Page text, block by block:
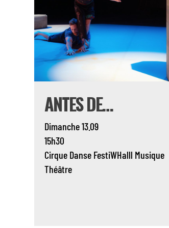
ANTES DE…
Dimanche 13.09
15h30
Cirque Danse FestiWHalll Musique
Théâtre